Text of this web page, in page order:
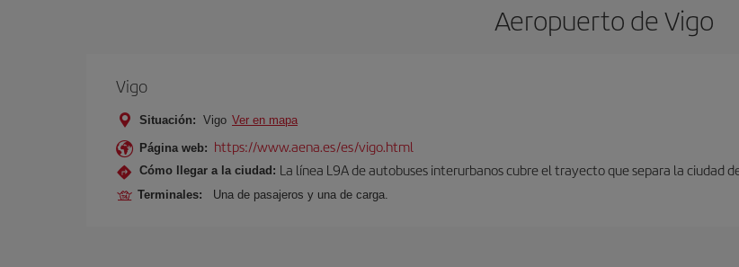
Aeropuerto de Vigo
Vigo
Situación: Vigo Ver en mapa
Página web: https://www.aena.es/es/vigo.html
Cómo llegar a la ciudad: La línea L9A de autobuses interurbanos cubre el trayecto que separa la ciudad
Terminales: Una de pasajeros y una de carga.